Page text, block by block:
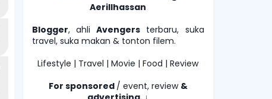
Aerillhassan
Blogger, ahli Avengers terbaru, suka
travel, suka makan & tonton filem.
Lifestyle | Travel | Movie | Food | Review
For sponsored / event, review &